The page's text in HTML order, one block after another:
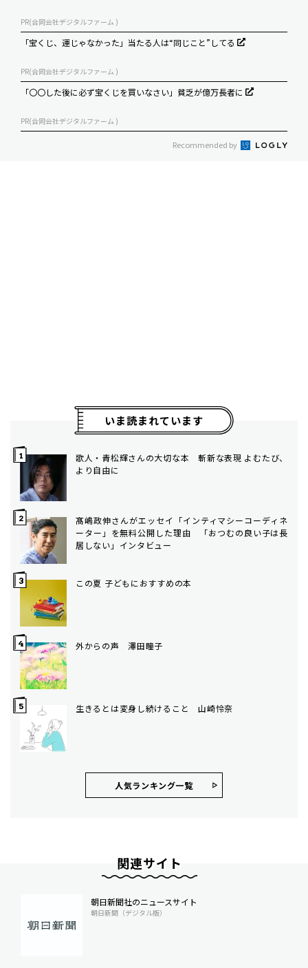
PR(合同会社デジタルファーム )
「宝くじ、運じゃなかった」当たる人は“同じこと”してる
PR(合同会社デジタルファーム )
「〇〇した後に必ず宝くじを買いなさい」貧乏が億万長者に
PR(合同会社デジタルファーム )
Recommended by
いま読まれています
歌人・青松輝さんの大切な本 斬新な表現 よむたび、
より自由に
髙嶋政伸さんがエッセイ「インティマシーコーディネ
ーター」を無料公開した理由 「おつむの良い子は長
居しない」インタビュー
この夏 子どもにおすすめの本
外からの声 澤田瞳子
生きるとは変身し続けること 山崎怜奈
人気ランキング⼀覧
関連サイト
朝日新聞社のニュースサイト
朝日新聞（デジタル版）